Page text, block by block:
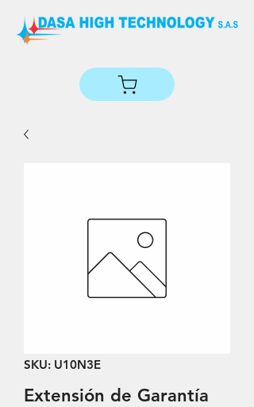
SKU: U10N3E
Extensión de Garantía